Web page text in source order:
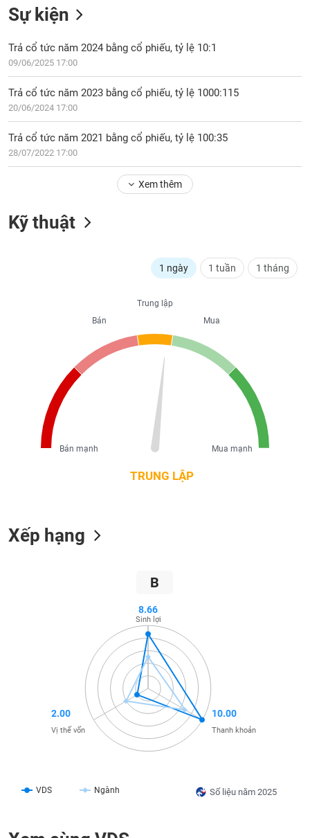
Phân
kỹ
thuật
sơ
doanh
Tin
tức
Tài
liệu
Sự kiện
Trả cổ tức năm 2024 bằng cổ phiếu, tỷ lệ 10:1
09/06/2025 17:00
Trả cổ tức năm 2023 bằng cổ phiếu, tỷ lệ 1000:115
20/06/2024 17:00
Trả cổ tức năm 2021 bằng cổ phiếu, tỷ lệ 100:35
28/07/2022 17:00
Xem thêm
Kỹ thuật
1 ngày 1 tuần 1 tháng
TRUNG LẬP
Trung lập
Mua
Mua mạnh
Bán
Bán mạnh
Xếp hạng
B
Số liệu năm 2025
VDS Ngành
8.66
Sinh lợi
10.00
Thanh khoản
2.00
Vị thế vốn
NĂNG
LƯỢNG
NGUYÊN
VẬT
LIỆU
DÙNG
THIẾT
YẾU
SÓC
SỨC
CÔNG
NGHỆ